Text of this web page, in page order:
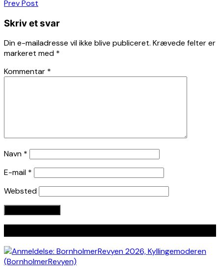
Indlægsnavigation
Prev Post
Skriv et svar
Din e-mailadresse vil ikke blive publiceret. Krævede felter er
markeret med *
Kommentar *
Navn *
E-mail *
Websted